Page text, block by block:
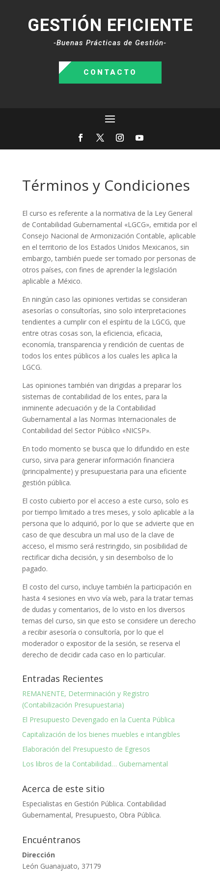
GESTIÓN EFICIENTE
-Buenas Prácticas de Gestión-
CONTACTO
Términos y Condiciones
El curso es referente a la normativa de la Ley General
de Contabilidad Gubernamental «LGCG», emitida por el
Consejo Nacional de Armonización Contable, aplicable
en el territorio de los Estados Unidos Mexicanos, sin
embargo, también puede ser tomado por personas de
otros países, con fines de aprender la legislación
aplicable a México.
En ningún caso las opiniones vertidas se consideran
asesorías o consultorías, sino solo interpretaciones
tendientes a cumplir con el espíritu de la LGCG, que
entre otras cosas son, la eficiencia, eficacia,
economía, transparencia y rendición de cuentas de
todos los entes públicos a los cuales les aplica la
LGCG.
Las opiniones también van dirigidas a preparar los
sistemas de contabilidad de los entes, para la
inminente adecuación y de la Contabilidad
Gubernamental a las Normas Internacionales de
Contabilidad del Sector Público «NICSP».
En todo momento se busca que lo difundido en este
curso, sirva para generar información financiera
(principalmente) y presupuestaria para una eficiente
gestión pública.
El costo cubierto por el acceso a este curso, solo es
por tiempo limitado a tres meses, y solo aplicable a la
persona que lo adquirió, por lo que se advierte que en
caso de que descubra un mal uso de la clave de
acceso, el mismo será restringido, sin posibilidad de
rectificar dicha decisión, y sin desembolso de lo
pagado.
El costo del curso, incluye también la participación en
hasta 4 sesiones en vivo vía web, para la tratar temas
de dudas y comentarios, de lo visto en los diversos
temas del curso, sin que esto se considere un derecho
a recibir asesoría o consultoría, por lo que el
moderador o expositor de la sesión, se reserva el
derecho de decidir cada caso en lo particular.
Entradas Recientes
REMANENTE, Determinación y Registro
(Contabilización Presupuestaria)
El Presupuesto Devengado en la Cuenta Pública
Capitalización de los bienes muebles e intangibles
Elaboración del Presupuesto de Egresos
Los libros de la Contabilidad… Gubernamental
Acerca de este sitio
Especialistas en Gestión Pública. Contabilidad
Gubernamental, Presupuesto, Obra Pública.
Encuéntranos
Dirección
León Guanajuato, 37179